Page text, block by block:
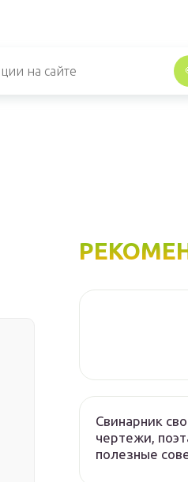
Свинарник
чертежи,
полезные